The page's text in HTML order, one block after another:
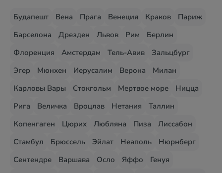
Будапешт Вена Прага Венеция Краков
Париж
Барселона
Дрезден Львов Рим
Берлин
Флоренция
Амстердам Тель-Авив
Зальцбург
Эгер
Мюнхен Иерусалим Верона
Милан
Карловы Вары
Стокгольм Мертвое море
Ницца
Рига
Величка Вроцлав Нетания
Таллин
Копенгаген
Цюрих Любляна Пиза
Лиссабон
Стамбул
Брюссель Эйлат Неаполь
Нюрнберг
Сентендре
Варшава Осло Яффо
Генуя